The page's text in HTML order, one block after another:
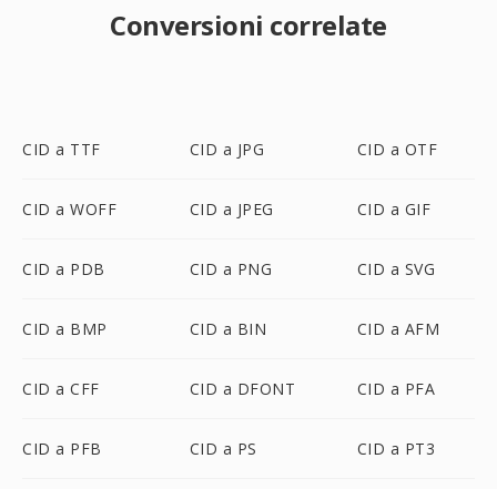
Conversioni correlate
CID a TTF CID a JPG CID a OTF
CID a WOFF CID a JPEG CID a GIF
CID a PDB CID a PNG CID a SVG
CID a BMP CID a BIN CID a AFM
CID a CFF CID a DFONT CID a PFA
CID a PFB CID a PS CID a PT3